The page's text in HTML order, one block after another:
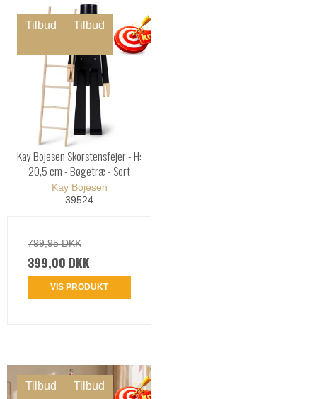
Tilbud Tilbud
Kay Bojesen Skorstensfejer - H:
20,5 cm - Bøgetræ - Sort
Kay Bojesen
39524
799,95 DKK
399,00 DKK
VIS PRODUKT
Tilbud Tilbud